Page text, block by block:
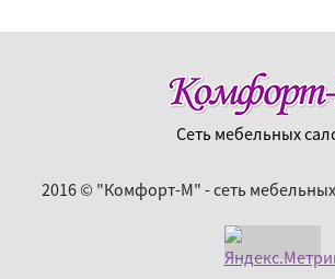
Сеть мебельных
2016 © "Комфорт-М" - сеть